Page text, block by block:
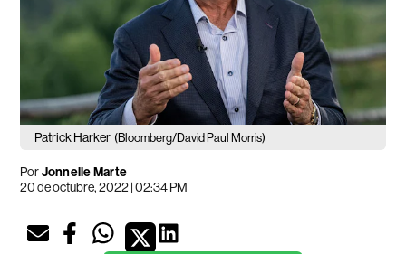
Patrick Harker (Bloomberg/David Paul Morris)
PorJonnelle Marte
20 de octubre, 2022 | 02:34 PM